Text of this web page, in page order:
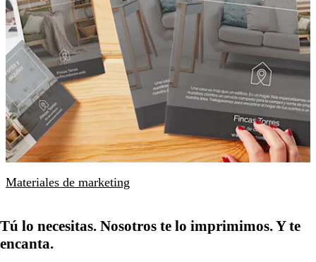
Materiales de marketing
Tú lo necesitas. Nosotros te lo imprimimos. Y te
encanta.